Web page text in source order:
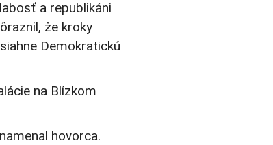
a republikáni
že kroky
Demokratickú
na Blízkom
hovorca.